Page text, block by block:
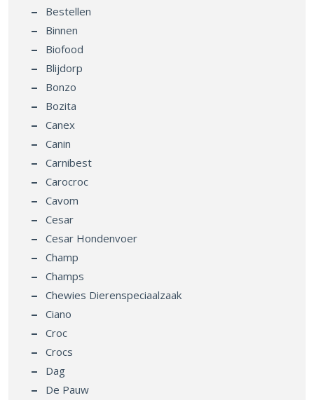
Bestellen
Binnen
Biofood
Blijdorp
Bonzo
Bozita
Canex
Canin
Carnibest
Carocroc
Cavom
Cesar
Cesar Hondenvoer
Champ
Champs
Chewies Dierenspeciaalzaak
Ciano
Croc
Crocs
Dag
De Pauw